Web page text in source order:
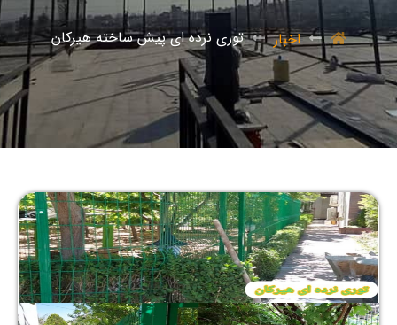
اخبار توری نرده ای پیش ساخته هیرکان